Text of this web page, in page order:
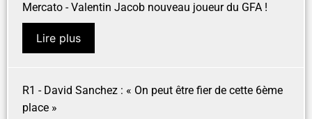
Mercato - Valentin Jacob nouveau joueur du GFA !
Lire plus
R1 - David Sanchez : « On peut être fier de cette 6ème
place »